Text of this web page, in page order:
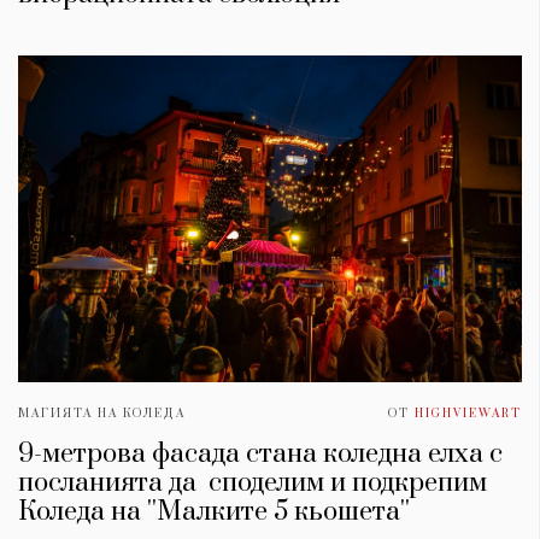
МАГИЯТА НА КОЛЕДА ОТ HIGHVIEWART
9-метрова фасада стана коледна елха с
посланията да споделим и подкрепим
Коледа на ''Малките 5 кьошета''